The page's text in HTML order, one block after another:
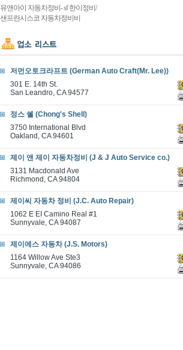
유앤아이 자동차정비- sf 한이정비/
샌프란시스코 자동차정비비
저먼오토크라프트 (German Auto Craft(Mr. Lee))
301 E. 14th St.
San Leandro, CA 94577
정스 쉘 (Chong's Shell)
3750 International Blvd
Oakland, CA 94601
제이 앤 제이 자동차정비 (J & J Auto Service co.)
3131 Macdonald Ave
Richmond, CA 94804
제이씨 자동차 정비 (J.C. Auto Repair)
1062 E EI Camino Real #1
Sunnyvale, CA 94087
제이에스 자동차 (J.S. Motors)
1164 Willow Ave Ste3
Sunnyvale, CA 94086